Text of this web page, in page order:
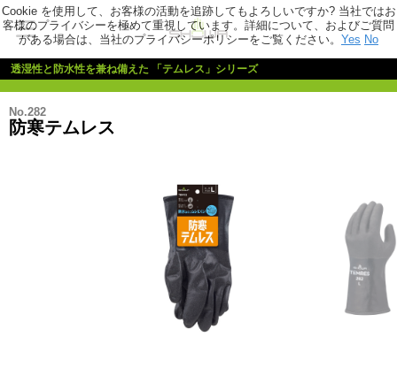
透湿性と防水性を兼ね備えた 「テムレス」シリーズ
No.282
防寒テムレス
Cookie を使用して、お客様の活動を追跡してもよろしいですか? 当社ではお
客様のプライバシーを極めて重視しています。詳細について、およびご質問
がある場合は、当社のプライバシーポリシーをご覧ください。 Yes No